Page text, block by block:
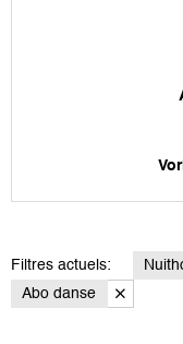
Filtres actuels:
Abo danse